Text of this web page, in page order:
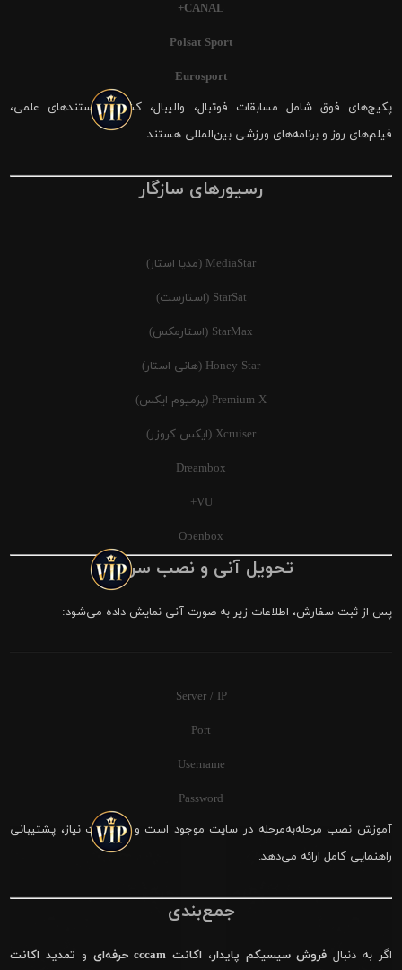
CANAL+
Polsat Sport
Eurosport
پکیج‌های فوق شامل مسابقات فوتبال، والیبال، کشتی، مستندهای علمی،
فیلم‌های روز و برنامه‌های ورزشی بین‌المللی هستند.
رسیورهای سازگار
MediaStar (مدیا استار)
StarSat (استارست)
StarMax (استارمکس)
Honey Star (هانی استار)
Premium X (پرمیوم ایکس)
Xcruiser (ایکس کروزر)
Dreambox
VU+
Openbox
تحویل آنی و نصب سریع
پس از ثبت سفارش، اطلاعات زیر به صورت آنی نمایش داده می‌شود:
Server / IP
Port
Username
Password
آموزش نصب مرحله‌به‌مرحله در سایت موجود است و در صورت نیاز، پشتیبانی
راهنمایی کامل ارائه می‌دهد.
جمع‌بندی
اگر به دنبال فروش سیسیکم پایدار، اکانت cccam حرفه‌ای و تمدید اکانت